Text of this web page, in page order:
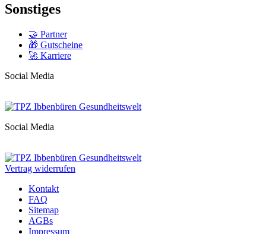
Sonstiges
🤝 Partner
🎁 Gutscheine
🚀 Karriere
Social Media
Social Media
Vertrag widerrufen
Kontakt
FAQ
Sitemap
AGBs
Impressum